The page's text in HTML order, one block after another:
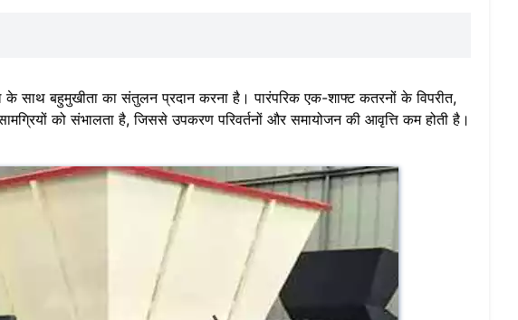
बहुमुखीता का संतुलन प्रदान करना है। पारंपरिक एक-शाफ्ट कतरनों के विपरीत,
को संभालता है, जिससे उपकरण परिवर्तनों और समायोजन की आवृत्ति कम होती है।